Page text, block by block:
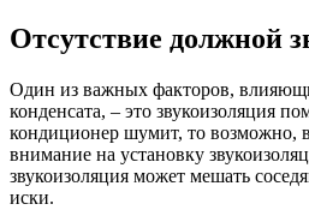
Отсутствие должной
Один из важных факторов,
конденсата, – это звукоизоляция
кондиционер шумит, то возможно,
внимание на установку
звукоизоляция может мешать
иски.